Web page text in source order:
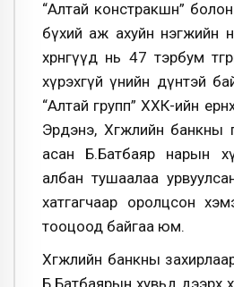
“Алтай констракшн”
бүхий аж ахуйн нэгжийн
хөрөнгүүд нь 47 тэрбум
хүрэхгүй үнийн дүнтэй
“Алтай групп” ХХК-ийн
Эрдэнэ, Хөгжлийн банкны
асан Б.Батбаяр нарын
албан тушаалаа
хатгагчаар оролцсон
тооцоод байгаа юм.
Хөгжлийн банкны